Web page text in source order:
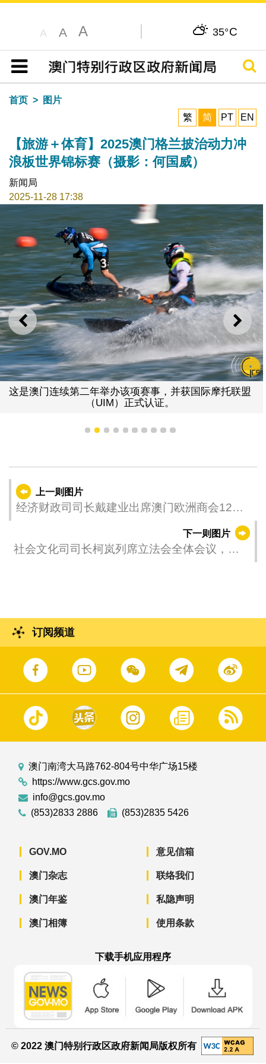
A A A 35°C
目录
搜寻
首页
图片
繁
简 PT EN
【旅游＋体育】2025澳门格兰披治动力冲
浪板世界锦标赛（摄影：何国威）
新闻局
2025-11-28 17:38
上一则 下一
这是澳门连续第二年举办该项赛事，并获国际摩托联盟
（UIM）正式认证。
1 2 3 4 5 6 7 8 9 10
上一则图片
经济财政司司长戴建业出席澳门欧洲商会12周
下一则图片
社会文化司司长柯岚列席立法会全体会议，引
订阅频道
澳门南湾大马路762-804号中华广场15楼
https://www.gcs.gov.mo
info@gcs.gov.mo
(853)2833 2886
(853)2835 5426
GOV.MO
澳门杂志
澳门年鉴
澳门相簿
意见信箱
联络我们
私隐声明
使用条款
下载手机应用程序
© 2022 澳门特别行政区政府新闻局版权所有